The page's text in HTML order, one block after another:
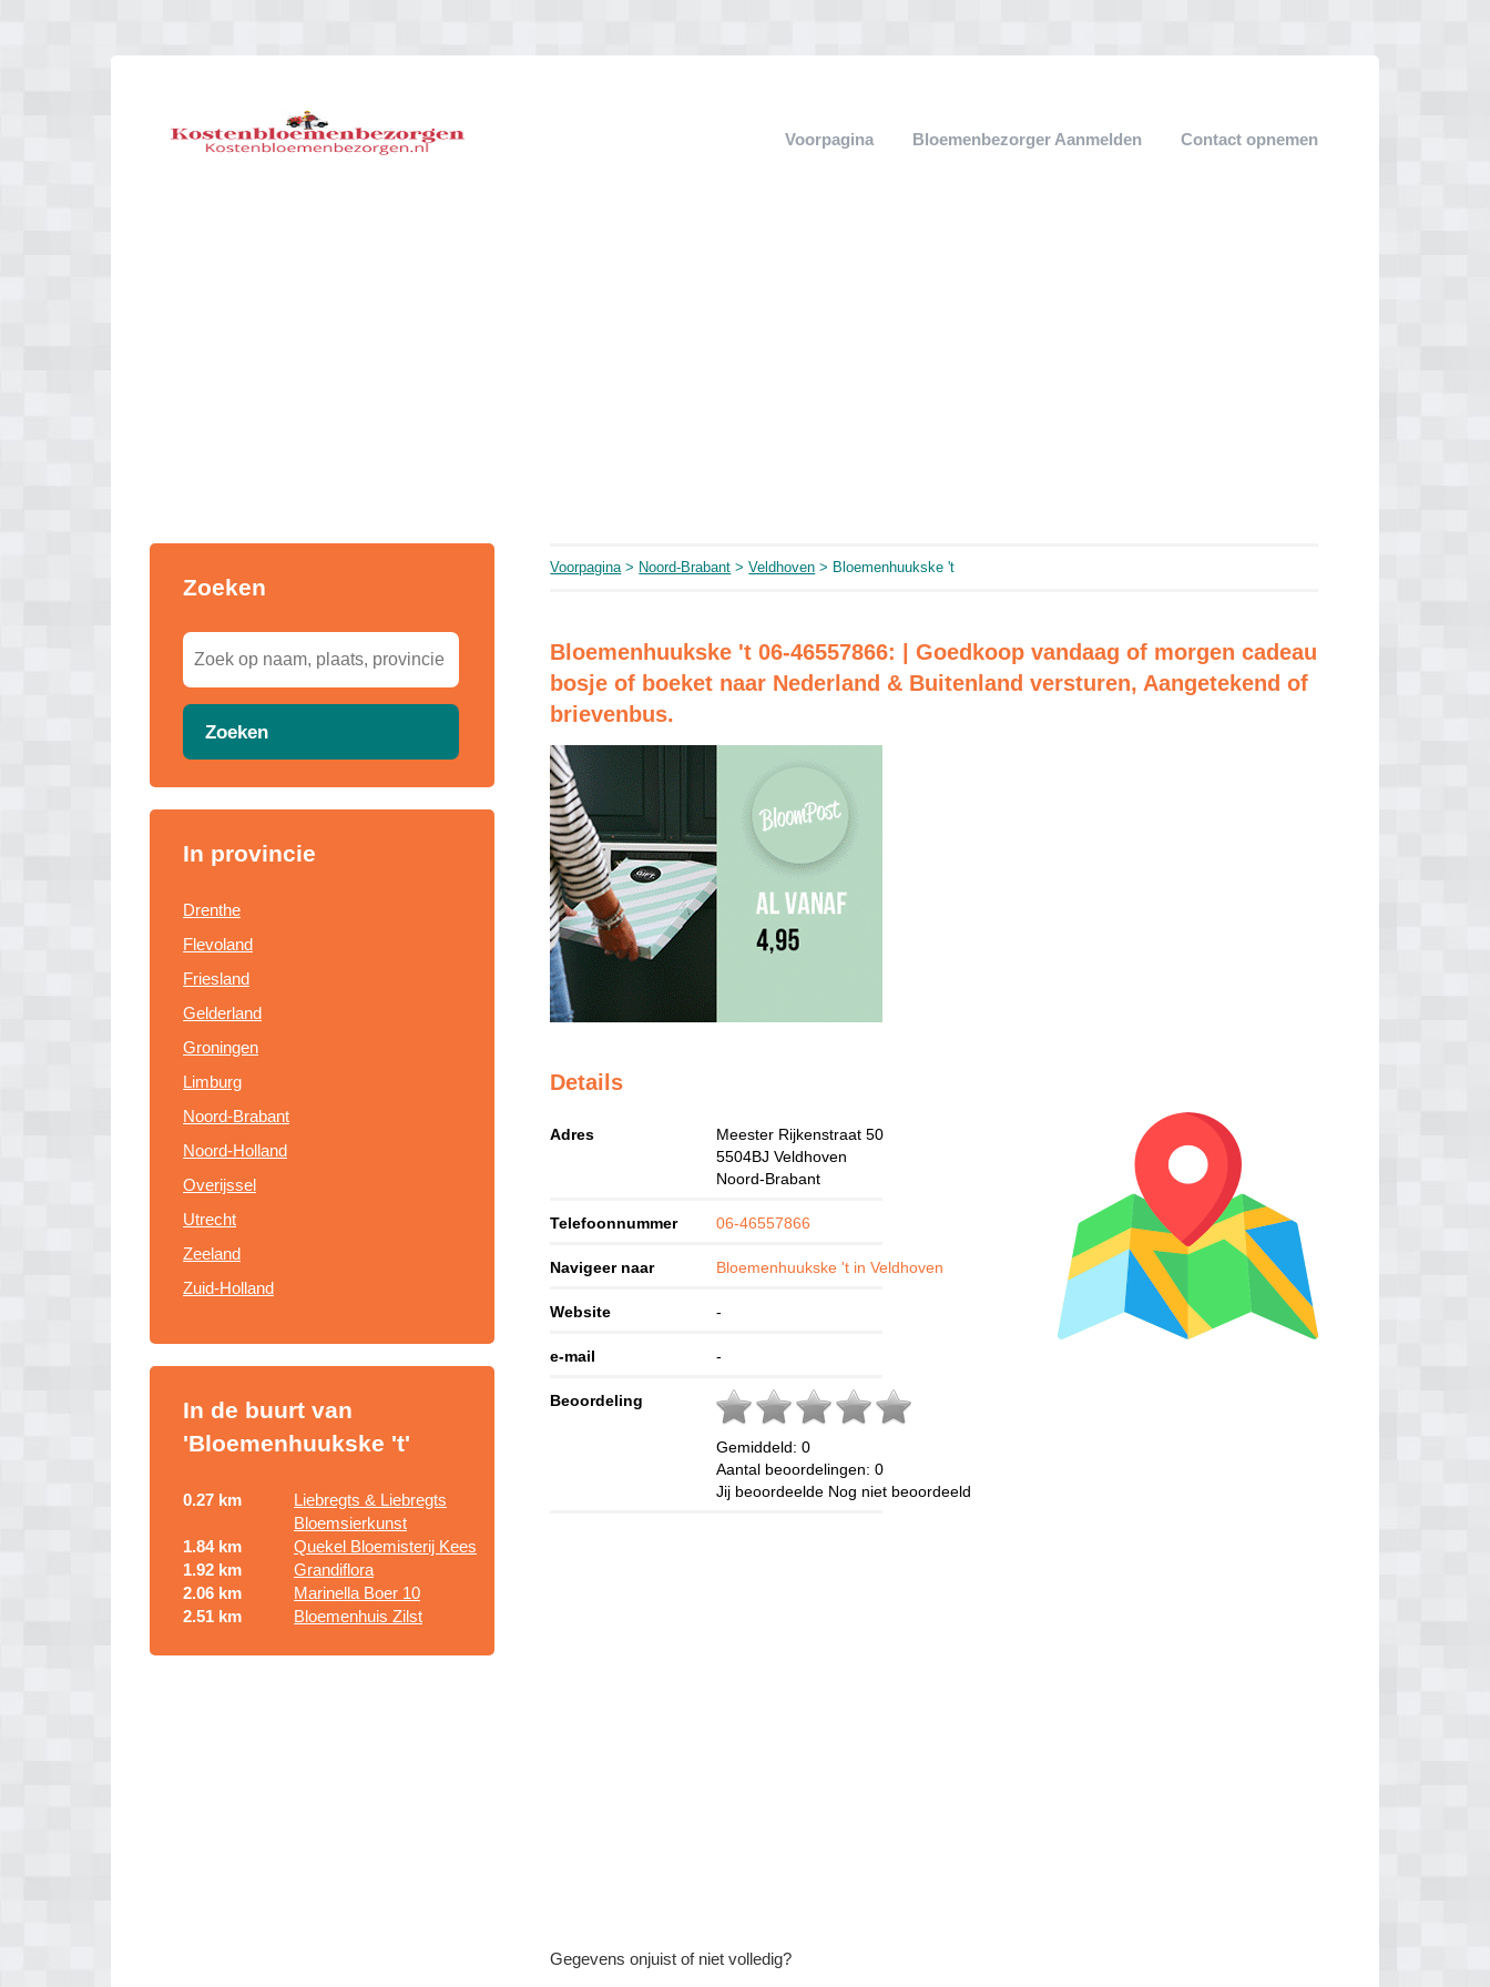
Voorpagina Bloemenbezorger Aanmelden Contact opnemen
Zoeken
Zoeken
In provincie
Drenthe
Flevoland
Friesland
Gelderland
Groningen
Limburg
Noord-Brabant
Noord-Holland
Overijssel
Utrecht
Zeeland
Zuid-Holland
In de buurt van
'Bloemenhuukske 't'
0.27 km
Liebregts & Liebregts
Bloemsierkunst
1.84 km
Quekel Bloemisterij Kees
1.92 km
Grandiflora
2.06 km
Marinella Boer 10
2.51 km
Bloemenhuis Zilst
Voorpagina> Noord-Brabant >Veldhoven > Bloemenhuukske 't
Bloemenhuukske 't 06-46557866: | Goedkoop vandaag of morgen cadeau
bosje of boeket naar Nederland & Buitenland versturen, Aangetekend of
brievenbus.
Details
Adres
Meester Rijkenstraat 50
5504BJ Veldhoven
Noord-Brabant
Telefoonnummer 06-46557866
Navigeer naar Bloemenhuukske 't in Veldhoven
Website -
e-mail -
Beoordeling
Gemiddeld:0
Aantal beoordelingen:0
Jij beoordeelde Nog niet beoordeeld
Gegevens onjuist of niet volledig?